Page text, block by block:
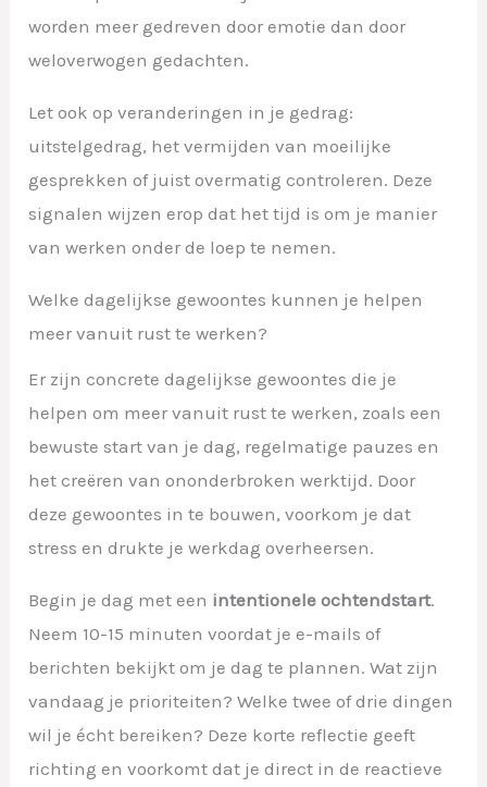
worden meer gedreven door emotie dan door
weloverwogen gedachten.
Let ook op veranderingen in je gedrag:
uitstelgedrag, het vermijden van moeilijke
gesprekken of juist overmatig controleren. Deze
signalen wijzen erop dat het tijd is om je manier
van werken onder de loep te nemen.
Welke dagelijkse gewoontes kunnen je helpen
meer vanuit rust te werken?
Er zijn concrete dagelijkse gewoontes die je
helpen om meer vanuit rust te werken, zoals een
bewuste start van je dag, regelmatige pauzes en
het creëren van ononderbroken werktijd. Door
deze gewoontes in te bouwen, voorkom je dat
stress en drukte je werkdag overheersen.
Begin je dag met een intentionele ochtendstart.
Neem 10-15 minuten voordat je e-mails of
berichten bekijkt om je dag te plannen. Wat zijn
vandaag je prioriteiten? Welke twee of drie dingen
wil je écht bereiken? Deze korte reflectie geeft
richting en voorkomt dat je direct in de reactieve